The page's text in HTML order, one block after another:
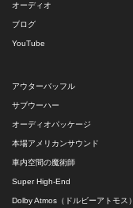
オーディオ
ブログ
YouTube
アウターバッフル
サブウーハー
オーディオパッケージ
本場アメリカンサウンド
車内空間の魔術師
Super High-End
Dolby Atmos（ドルビーアトモス）